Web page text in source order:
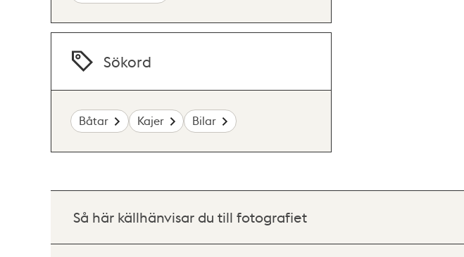
Sökord
Båtar Kajer Bilar
Så här källhänvisar du till fotografiet